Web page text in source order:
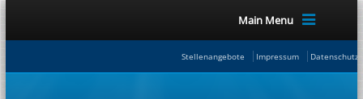
Main Menu
Stellenangebote Impressum